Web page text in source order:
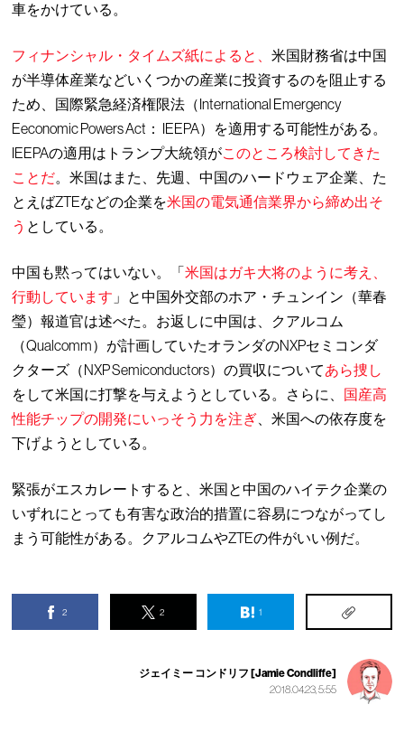
車をかけている。
フィナンシャル・タイムズ紙によると、米国財務省は中国
が半導体産業などいくつかの産業に投資するのを阻止する
ため、国際緊急経済権限法（International Emergency
Eeconomic Powers Act： IEEPA）を適用する可能性がある。
IEEPAの適用はトランプ大統領がこのところ検討してきた
ことだ。米国はまた、先週、中国のハードウェア企業、た
とえばZTEなどの企業を米国の電気通信業界から締め出そ
う としている。
中国も黙ってはいない。「米国はガキ大将のように考え、
行動しています 」と中国外交部のホア・チュンイン（華春
瑩）報道官は述べた。お返しに中国は、クアルコム
（Qualcomm）が計画していたオランダのNXPセミコンダ
クターズ（NXP Semiconductors）の買収についてあら捜し
をして米国に打撃を与えようとしている。さらに、 国産高
性能チップの開発にいっそう力を注ぎ 、米国への依存度を
下げようとしている。
緊張がエスカレートすると、米国と中国のハイテク企業の
いずれにとっても有害な政治的措置に容易につながってし
まう可能性がある。クアルコムやZTEの件がいい例だ。
2 2 1
ジェイミー コンドリフ [Jamie Condliffe]
2018.04.23, 5:55